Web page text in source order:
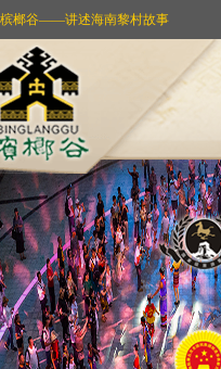
槟榔谷——讲述海南黎村故事